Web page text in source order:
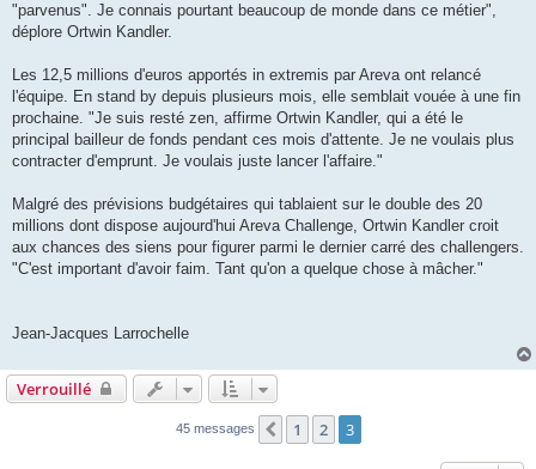
"parvenus". Je connais pourtant beaucoup de monde dans ce métier",
déplore Ortwin Kandler.
Les 12,5 millions d'euros apportés in extremis par Areva ont relancé
l'équipe. En stand by depuis plusieurs mois, elle semblait vouée à une fin
prochaine. "Je suis resté zen, affirme Ortwin Kandler, qui a été le
principal bailleur de fonds pendant ces mois d'attente. Je ne voulais plus
contracter d'emprunt. Je voulais juste lancer l'affaire."
Malgré des prévisions budgétaires qui tablaient sur le double des 20
millions dont dispose aujourd'hui Areva Challenge, Ortwin Kandler croit
aux chances des siens pour figurer parmi le dernier carré des challengers.
"C'est important d'avoir faim. Tant qu'on a quelque chose à mâcher."
Jean-Jacques Larrochelle
Verrouillé
45 messages Précédent
1 2 3